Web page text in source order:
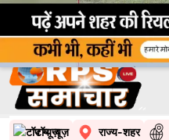
टॉप न्यूज़ राज्य-शहर